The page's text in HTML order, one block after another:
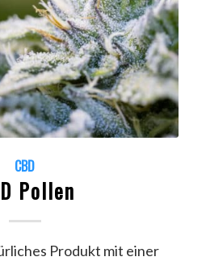
CBD
Pollen
Produkt mit einer